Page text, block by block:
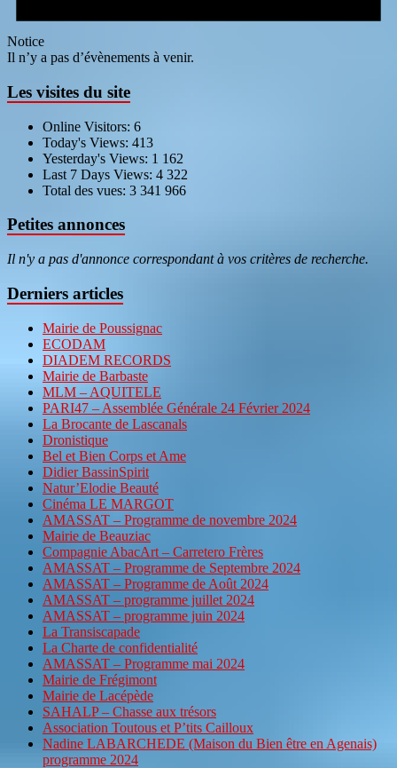
Notice
Il n’y a pas d’évènements à venir.
Les visites du site
Online Visitors: 6
Today's Views: 413
Yesterday's Views: 1 162
Last 7 Days Views: 4 322
Total des vues: 3 341 966
Petites annonces
Il n'y a pas d'annonce correspondant à vos critères de recherche.
Derniers articles
Mairie de Poussignac
ECODAM
DIADEM RECORDS
Mairie de Barbaste
MLM – AQUITELE
PARI47 – Assemblée Générale 24 Février 2024
La Brocante de Lascanals
Dronistique
Bel et Bien Corps et Ame
Didier BassinSpirit
Natur’Elodie Beauté
Cinéma LE MARGOT
AMASSAT – Programme de novembre 2024
Mairie de Beauziac
Compagnie AbacArt – Carretero Frères
AMASSAT – Programme de Septembre 2024
AMASSAT – Programme de Août 2024
AMASSAT – programme juillet 2024
AMASSAT – programme juin 2024
La Transiscapade
La Charte de confidentialité
AMASSAT – Programme mai 2024
Mairie de Frégimont
Mairie de Lacépède
SAHALP – Chasse aux trésors
Association Toutous et P’tits Cailloux
Nadine LABARCHEDE (Maison du Bien être en Agenais)
programme 2024